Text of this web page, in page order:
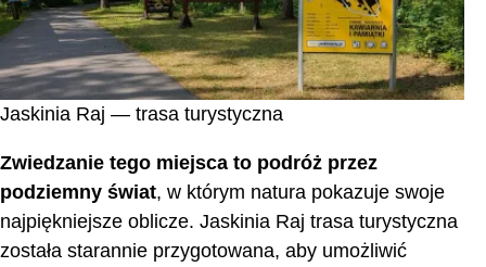
Jaskinia Raj — trasa turystyczna
Zwiedzanie tego miejsca to podróż przez
podziemny świat, w którym natura pokazuje swoje
najpiękniejsze oblicze. Jaskinia Raj trasa turystyczna
została starannie przygotowana, aby umożliwić